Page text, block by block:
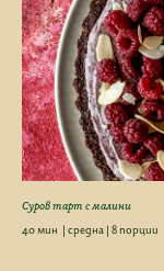
Суров тарт с малини
40 мин | средна | 8 порции